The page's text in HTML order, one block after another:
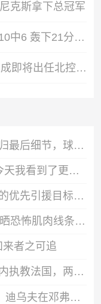
克斯拿下总冠军
神射手！尚帕尼上半场三分10中6 轰下21分5板2助1断
北控GM离职！宁波GM刘家成即将出任北控新任总经理
记者：尤文正在敲定穆阿尼回归最后细节，球员可能今日接受体检
1球小胜雷克瑟姆，伊劳拉：今天我看到了更强团队凝聚力和整体性
罗马诺：伊卡尔迪并不是科莫的优先引援目标，球员仍在等待报价
这身材！34岁萨拉赫赤裸上身晒恐怖肌肉线条，其下家仍是未知数
者之可追
詹俊：克洛普执教德国、齐达内执教法国，两年后的欧洲杯好看了！
米体：国米首秀沿用352阵型，迪乌夫在邓弗里斯的位置上表现出色